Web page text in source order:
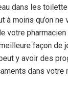
dans les
à moins qu’on ne
votre
façon de
y avoir des
dans votre